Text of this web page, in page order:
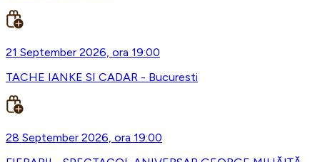
21 September 2026, ora 19:00
TACHE IANKE SI CADAR - Bucuresti
28 September 2026, ora 19:00